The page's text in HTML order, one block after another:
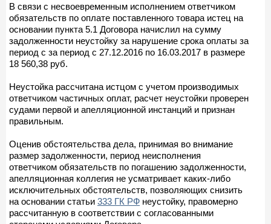
В связи с несвоевременным исполнением ответчиком
обязательств по оплате поставленного товара истец на
основании пункта 5.1 Договора начислил на сумму
задолженности неустойку за нарушение срока оплаты за
период с за период с 27.12.2016 по 16.03.2017 в размере
18 560,38 руб.
Неустойка рассчитана истцом с учетом производимых
ответчиком частичных оплат, расчет неустойки проверен
судами первой и апелляционной инстанций и признан
правильным.
Оценив обстоятельства дела, принимая во внимание
размер задолженности, период неисполнения
ответчиком обязательств по погашению задолженности,
апелляционная коллегия не усматривает каких-либо
исключительных обстоятельств, позволяющих снизить
на основании статьи 333 ГК РФ неустойку, правомерно
рассчитанную в соответствии с согласованными